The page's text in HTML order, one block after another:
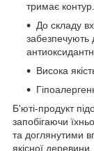
тримає контур.
До складу
забезпечують
Висока
Б'юті-продукт
запобігаючи
та доглянутими
якісної